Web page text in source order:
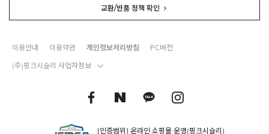
교환/반품 정책 확인
이용안내 이용약관 개인정보처리방침 PC버전
(주)핑크시슬리 사업자정보
[인증범위] 온라인 쇼핑몰 운영(핑크시슬리)